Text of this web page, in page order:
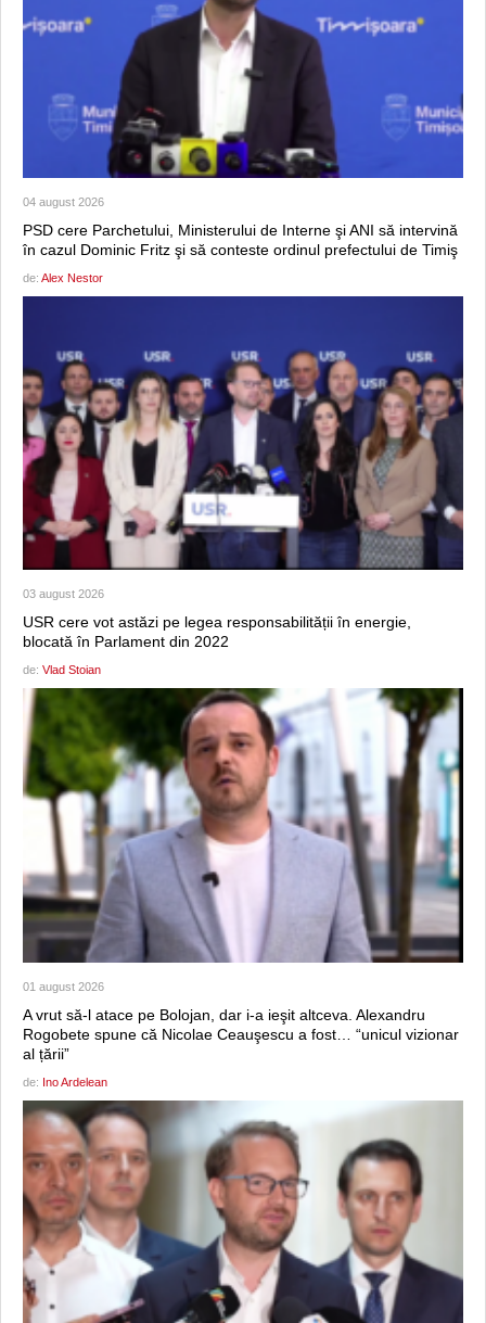
04 august 2026
PSD cere Parchetului, Ministerului de Interne şi ANI să intervină
în cazul Dominic Fritz şi să conteste ordinul prefectului de Timiş
de: Alex Nestor
03 august 2026
USR cere vot astăzi pe legea responsabilității în energie,
blocată în Parlament din 2022
de: Vlad Stoian
01 august 2026
A vrut să-l atace pe Bolojan, dar i-a ieşit altceva. Alexandru
Rogobete spune că Nicolae Ceauşescu a fost… “unicul vizionar
al țării”
de: Ino Ardelean